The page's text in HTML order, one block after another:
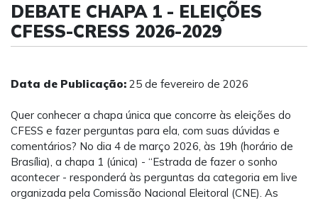
DEBATE CHAPA 1 - ELEIÇÕES
CFESS-CRESS 2026-2029
Data de Publicação: 25 de fevereiro de 2026
Quer conhecer a chapa única que concorre às eleições do
CFESS e fazer perguntas para ela, com suas dúvidas e
comentários? No dia 4 de março 2026, às 19h (horário de
Brasília), a chapa 1 (única) - “Estrada de fazer o sonho
acontecer - responderá às perguntas da categoria em live
organizada pela Comissão Nacional Eleitoral (CNE). As